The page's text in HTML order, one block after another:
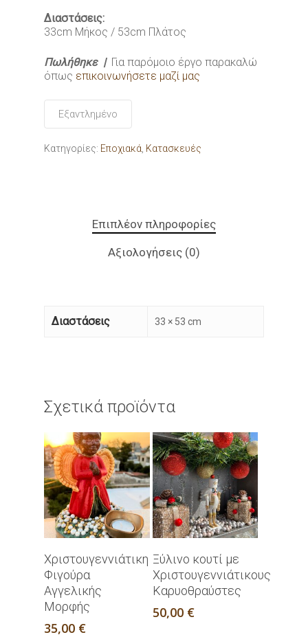
Διαστάσεις:
33cm Mήκος / 53cm Πλάτος
Πωλήθηκε | Για παρόμοιο έργο παρακαλώ
όπως επικοινωνήσετε μαζί μας
Εξαντλημένο
Κατηγορίες: Εποχιακά Κατασκευές
Επιπλέον πληροφορίες
Αξιολογήσεις (0)
Διαστάσεις 33 × 53 cm
Σχετικά προϊόντα
Περισσότερα
Χριστουγεννιάτικη
Φιγούρα
Αγγελικής
Μορφής
35,00 €
Διαβάστε
Περισσότερα
Ξύλινο κουτί με
Χριστουγεννιάτικους
Καρυοθραύστες
50,00 €